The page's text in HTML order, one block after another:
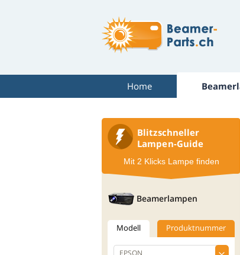
Home
Blitzschneller
Lampen-Guide
Mit 2 Klicks Lampe finden
Beamerlampen
Modell Produktnummer